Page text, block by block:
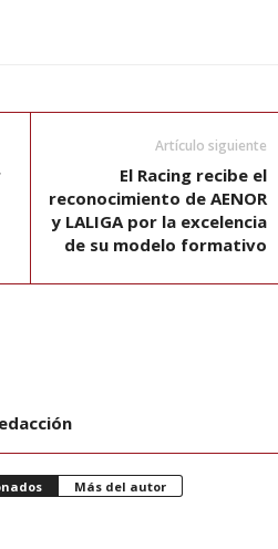
Artículo siguiente
El Racing recibe el
reconocimiento de AENOR
y LALIGA por la excelencia
de su modelo formativo
Más del autor